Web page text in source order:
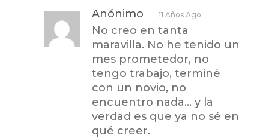
Anónimo 11 Años Ago
No creo en tanta
maravilla. No he tenido un
mes prometedor, no
tengo trabajo, terminé
con un novio, no
encuentro nada… y la
verdad es que ya no sé en
qué creer.